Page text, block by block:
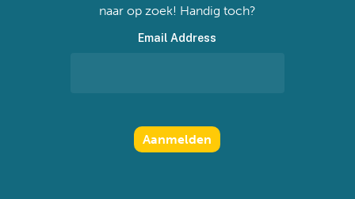
naar op zoek! Handig toch?
Email Address